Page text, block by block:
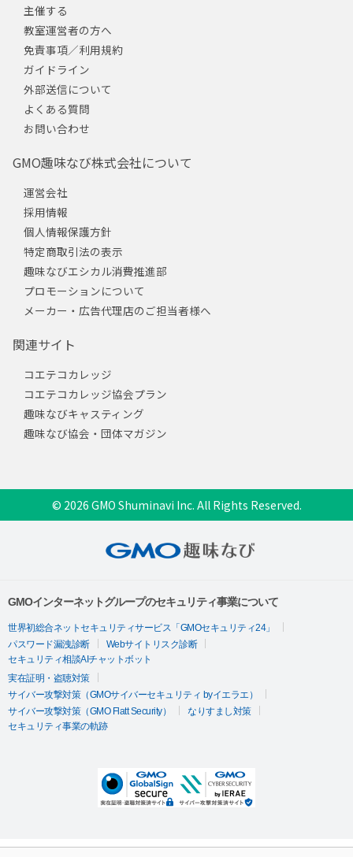
主催する
教室運営者の方へ
免責事項／利用規約
ガイドライン
外部送信について
よくある質問
お問い合わせ
GMO趣味なび株式会社について
運営会社
採用情報
個人情報保護方針
特定商取引法の表示
趣味なびエシカル消費推進部
プロモーションについて
メーカー・広告代理店のご担当者様へ
関連サイト
コエテコカレッジ
コエテコカレッジ協会プラン
趣味なびキャスティング
趣味なび協会・団体マガジン
© 2026 GMO Shuminavi Inc. All Rights Reserved.